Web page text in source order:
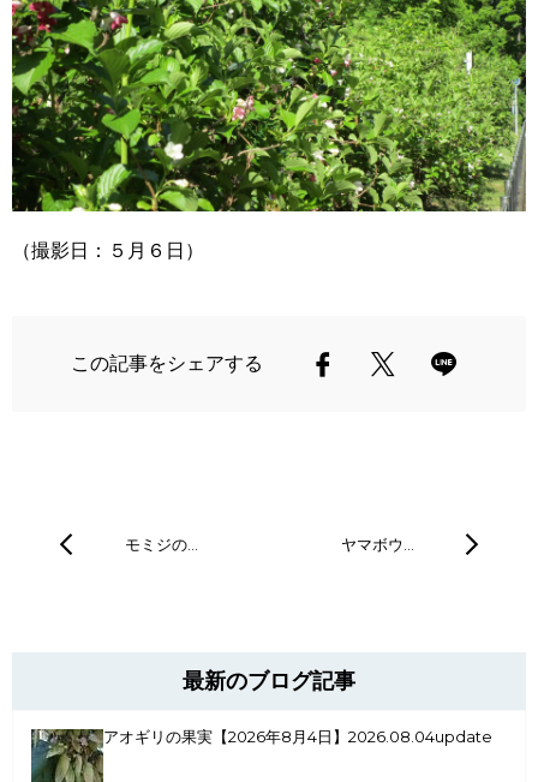
（撮影日：５月６日）
この記事をシェアする
モミジの… ヤマボウ…
最新のブログ記事
アオギリの果実【2026年8月4日】 2026.08.04update